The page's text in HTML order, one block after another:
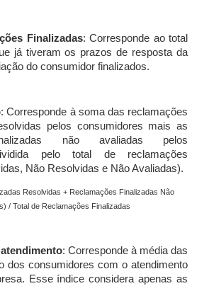
Finalizadas: Corresponde ao total
já tiveram os prazos de resposta da
do consumidor finalizados.
: Corresponde à soma das reclamações
pelos consumidores mais as
não avaliadas pelos
pelo total de reclamações
Não Resolvidas e Não Avaliadas).
Resolvidas + Reclamações Finalizadas Não
/ Total de Reclamações Finalizadas
: Corresponde à média das
dos consumidores com o atendimento
Esse índice considera apenas as